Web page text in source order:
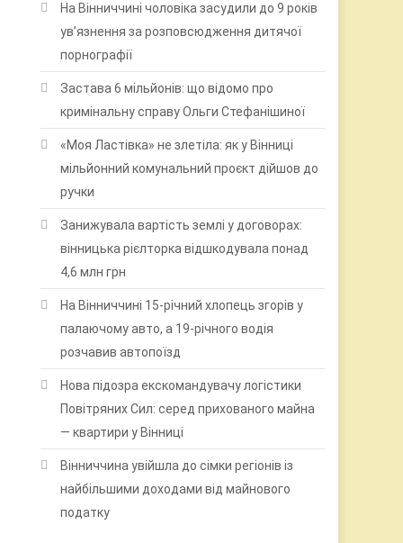
На Вінниччині чоловіка засудили до 9 років
ув’язнення за розповсюдження дитячої
порнографії
Застава 6 мільйонів: що відомо про
кримінальну справу Ольги Стефанішиної
«Моя Ластівка» не злетіла: як у Вінниці
мільйонний комунальний проєкт дійшов до
ручки
Занижувала вартість землі у договорах:
вінницька рієлторка відшкодувала понад
4,6 млн грн
На Вінниччині 15-річний хлопець згорів у
палаючому авто, а 19-річного водія
розчавив автопоїзд
Нова підозра екскомандувачу логістики
Повітряних Сил: серед прихованого майна
— квартири у Вінниці
Вінниччина увійшла до сімки регіонів із
найбільшими доходами від майнового
податку